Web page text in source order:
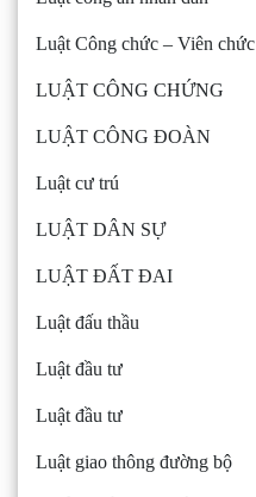
Luật Công chức – Viên chức
LUẬT CÔNG CHỨNG
LUẬT CÔNG ĐOÀN
Luật cư trú
LUẬT DÂN SỰ
LUẬT ĐẤT ĐAI
Luật đấu thầu
Luật đầu tư
Luật đầu tư
Luật giao thông đường bộ